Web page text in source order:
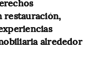
restauración,
alrededor